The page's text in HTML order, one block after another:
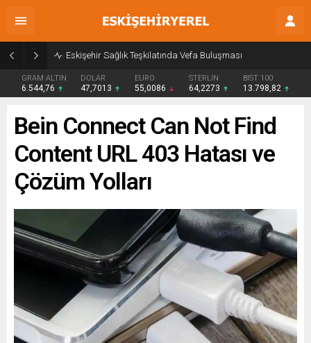
Eskişehir Sağlık Teşkilatında Vefa Buluşması
GRAM ALTIN
6.544,76
DOLAR
47,7013
EURO
55,0086
STERLİN
64,2273
BIST 100
13.798,82
Bein Connect Can Not Find
Content URL 403 Hatası ve
Çözüm Yolları